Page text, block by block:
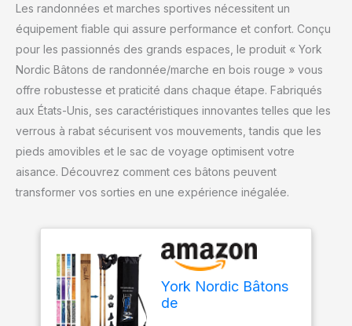
Les randonnées et marches sportives nécessitent un
équipement fiable qui assure performance et confort. Conçu
pour les passionnés des grands espaces, le produit « York
Nordic Bâtons de randonnée/marche en bois rouge » vous
offre robustesse et praticité dans chaque étape. Fabriqués
aux États-Unis, ses caractéristiques innovantes telles que les
verrous à rabat sécurisent vos mouvements, tandis que les
pieds amovibles et le sac de voyage optimisent votre
aisance. Découvrez comment ces bâtons peuvent
transformer vos sorties en une expérience inégalée.
York Nordic Bâtons
de